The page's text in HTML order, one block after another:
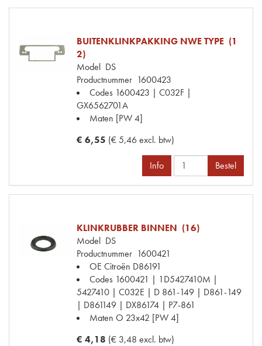
BUITENKLINKPAKKING NWE TYPE (1
2)
Model DS
Productnummer 1600423
Codes 1600423 | C032F |
GX6562701A
Maten [PW 4]
€ 6,55 (€ 5,46 excl. btw)
Info Bestel
KLINKRUBBER BINNEN (16)
Model DS
Productnummer 1600421
OE Citroën D86191
Codes 1600421 | 1D5427410M |
5427410 | C032E | D 861-149 | D861-149
| D861149 | DX86174 | P7-861
Maten O 23x42 [PW 4]
€ 4,18 (€ 3,48 excl. btw)